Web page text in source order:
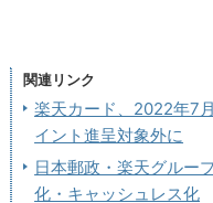
関連リンク
楽天カード、2022年7
イント進呈対象外に
日本郵政・楽天グルー
化・キャッシュレス化